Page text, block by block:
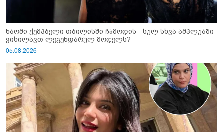
ნაომი ქემპბელი თბილისში ჩამოდის - სულ სხვა ამპლუაში
ვიხილავთ ლეგენდარულ მოდელს?
05.08.2026